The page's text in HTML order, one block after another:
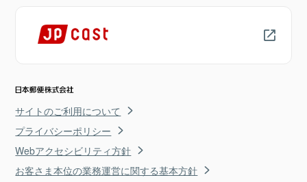
サイトのご利用について
プライバシーポリシー
Webアクセシビリティ方針
お客さま本位の業務運営に関する基本方針